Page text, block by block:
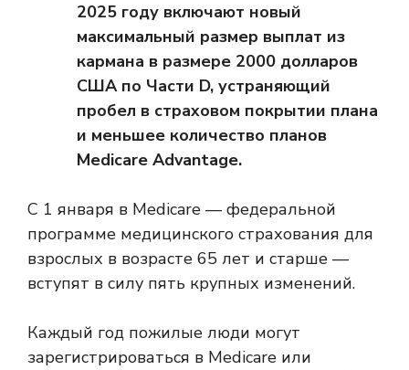
2025 году включают новый
максимальный размер выплат из
кармана в размере 2000 долларов
США по Части D, устраняющий
пробел в страховом покрытии плана
и меньшее количество планов
Medicare Advantage.
С 1 января в Medicare — федеральной
программе медицинского страхования для
взрослых в возрасте 65 лет и старше —
вступят в силу пять крупных изменений.
Каждый год пожилые люди могут
зарегистрироваться в Medicare или